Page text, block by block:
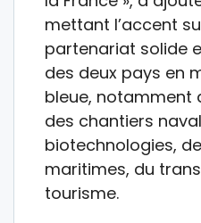
mettant l’accent
partenariat solide
des deux pays en
bleue, notamment
des chantiers
biotechnologies,
maritimes, du
tourisme.